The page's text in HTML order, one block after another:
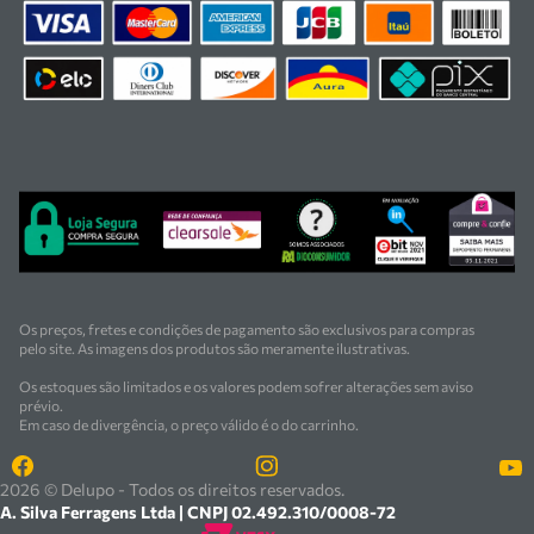
industriais. Nossas soluções atendem
indústrias metalúrgicas, cerâmicas, mineradoras e
siderúrgicas.
qualidade em cada atendimento. Encontre
as melhores soluções em ferramentas e equipamentos
para o seu negócio.
Os preços, fretes e condições de pagamento são exclusivos para compras
pelo site. As imagens dos produtos são meramente ilustrativas.
Os estoques são limitados e os valores podem sofrer alterações sem aviso
prévio.
Em caso de divergência, o preço válido é o do carrinho.
2026 © Delupo - Todos os direitos reservados.
A. Silva Ferragens Ltda | CNPJ 02.492.310/0008-72